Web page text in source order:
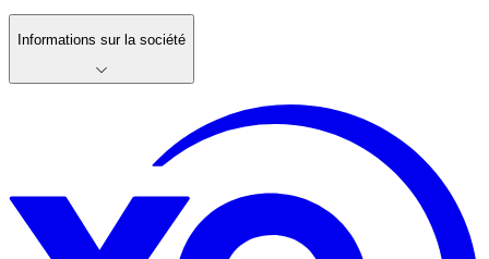
Informations sur la société